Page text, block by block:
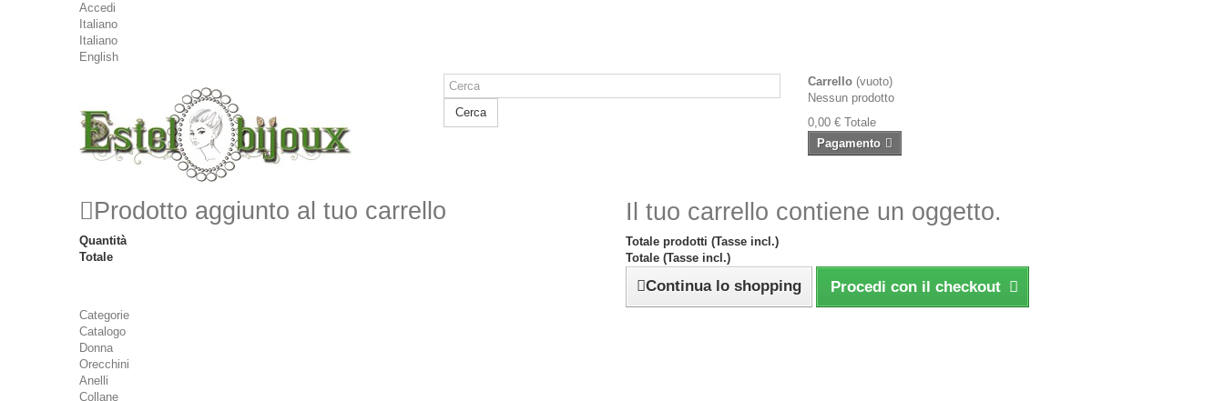
Accedi
Italiano
Italiano
English
Cerca
Carrello (vuoto)
Nessun prodotto
0,00 € Totale
Pagamento
Prodotto aggiunto al tuo carrello
Quantità
Totale
Il tuo carrello contiene un oggetto.
Totale prodotti (Tasse incl.)
Totale (Tasse incl.)
Continua lo shopping Procedi con il checkout
Categorie
Catalogo
Donna
Orecchini
Anelli
Collane